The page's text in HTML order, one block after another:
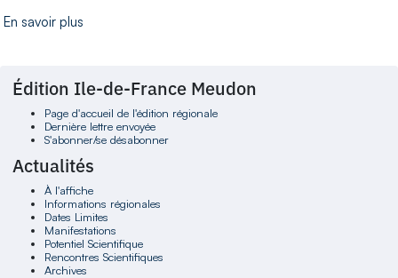
En savoir plus
Édition Ile-de-France Meudon
Page d'accueil de l'édition régionale
Dernière lettre envoyée
S'abonner/se désabonner
Actualités
À l'affiche
Informations régionales
Dates Limites
Manifestations
Potentiel Scientifique
Rencontres Scientifiques
Archives